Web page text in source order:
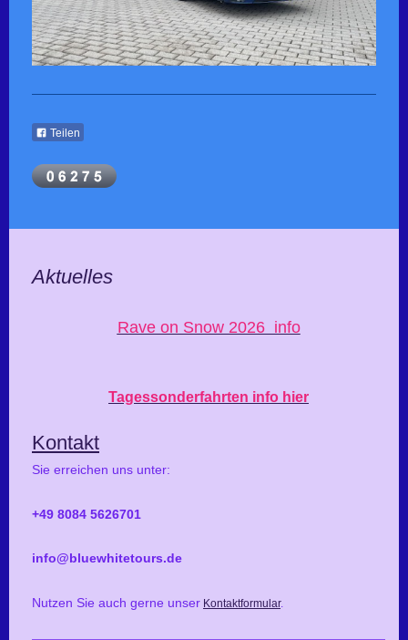
Teilen
Aktuelles
Rave on Snow 2026 info
Tagessonderfahrten info hier
Kontakt
Sie erreichen uns unter:
+49 8084 5626701
info@bluewhitetours.de
Nutzen Sie auch gerne unser Kontaktformular.